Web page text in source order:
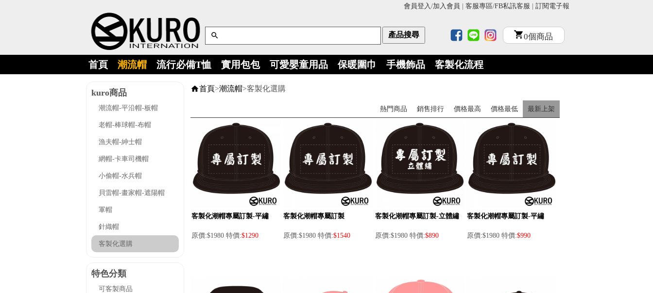
會員登入/加入會員 客服專區/FB私訊客服 訂閱電子報
0個商品
首頁 潮流帽 流行必備T恤 實用包包 可愛嬰童用品 保暖圍巾 手機飾品 客製化流程
kuro商品
潮流帽-平沿帽-板帽
老帽-棒球帽-布帽
漁夫帽-紳士帽
網帽-卡車司機帽
小偷帽-水兵帽
貝雷帽-畫家帽-遮陽帽
軍帽
針織帽
客製化選購
特色分類
可客製商品
首頁>潮流帽>客製化選購
最新上架
價格最低
價格最高
銷售排行
熱門商品
客製化潮帽專屬訂製-平繡
原價:$1980 特價:$1290
客製化潮帽專屬訂製
原價:$1980 特價:$1540
客製化潮帽專屬訂製-立體繡
原價:$1980 特價:$890
客製化潮帽專屬訂製-平繡
原價:$1980 特價:$990